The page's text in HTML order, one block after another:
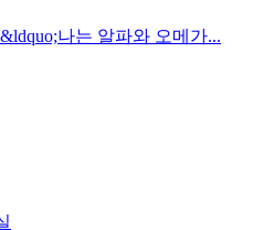
나는 알파와 오메가...